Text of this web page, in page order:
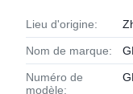
Lieu d'origine:
Nom de marque:
Numéro de
modèle: